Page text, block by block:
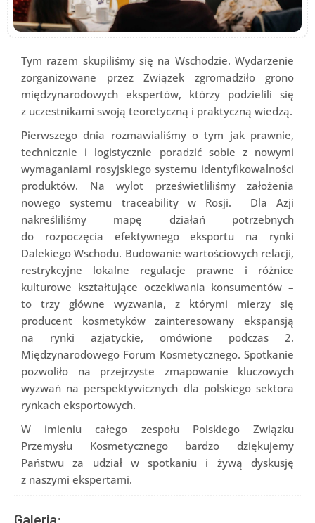
Tym razem skupiliśmy się na Wschodzie. Wydarzenie
zorganizowane przez Związek zgromadziło grono
międzynarodowych ekspertów, którzy podzielili się
z uczestnikami swoją teoretyczną i praktyczną wiedzą.
Pierwszego dnia rozmawialiśmy o tym jak prawnie,
technicznie i logistycznie poradzić sobie z nowymi
wymaganiami rosyjskiego systemu identyfikowalności
produktów. Na wylot prześwietliliśmy założenia
nowego systemu traceability w Rosji. Dla Azji
nakreśliliśmy mapę działań potrzebnych
do rozpoczęcia efektywnego eksportu na rynki
Dalekiego Wschodu. Budowanie wartościowych relacji,
restrykcyjne lokalne regulacje prawne i różnice
kulturowe kształtujące oczekiwania konsumentów –
to trzy główne wyzwania, z którymi mierzy się
producent kosmetyków zainteresowany ekspansją
na rynki azjatyckie, omówione podczas 2.
Międzynarodowego Forum Kosmetycznego. Spotkanie
pozwoliło na przejrzyste zmapowanie kluczowych
wyzwań na perspektywicznych dla polskiego sektora
rynkach eksportowych.
W imieniu całego zespołu Polskiego Związku
Przemysłu Kosmetycznego bardzo dziękujemy
Państwu za udział w spotkaniu i żywą dyskusję
z naszymi ekspertami.